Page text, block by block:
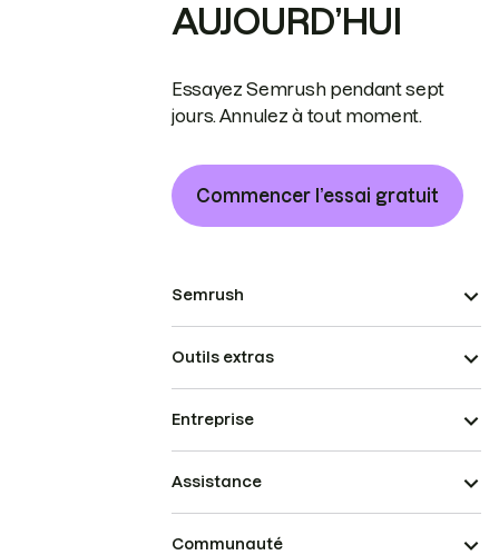
AUJOURD’HUI
Essayez Semrush pendant sept
jours. Annulez à tout moment.
Commencer l’essai gratuit
Semrush
Outils extras
Entreprise
Assistance
Communauté